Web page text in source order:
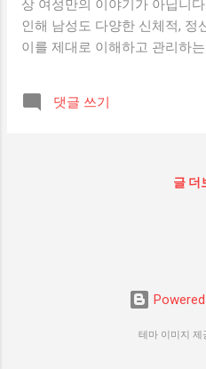
상 여성만의 이야기가 아닙니
인해 남성도 다양한 신체적, 정
이를 제대로 이해하고 관리하
인은 남성 호르몬인 테스토스
정신적 변화 : 우울감, 짜증, 의
생하게 됩니다. 대처법 1. 건강
댓글 쓰기
글 더
테마 이미지 제